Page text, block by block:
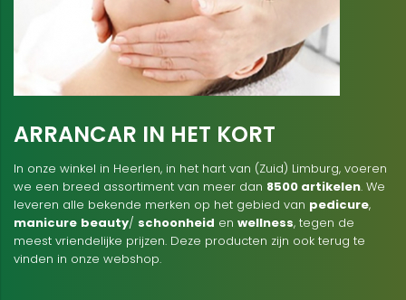
ARRANCAR IN HET KORT
In onze winkel in Heerlen, in het hart van (Zuid) Limburg, voeren
we een breed assortiment van meer dan 8500 artikelen. We
leveren alle bekende merken op het gebied van pedicure,
manicure beauty/ schoonheid en wellness, tegen de
meest vriendelijke prijzen. Deze producten zijn ook terug te
vinden in onze webshop.